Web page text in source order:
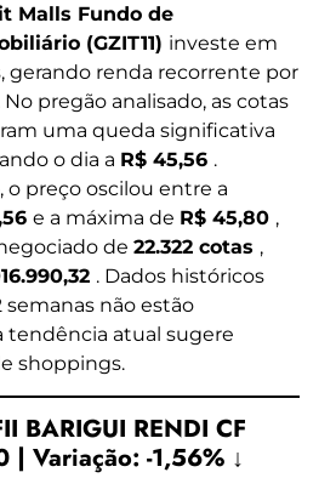
Malls Fundo de
(GZIT11) investe em
gerando renda recorrente por
pregão analisado, as cotas
uma queda significativa
o dia a R$ 45,56 .
o preço oscilou entre a
e a máxima de R$ 45,80 ,
de 22.322 cotas ,
. Dados históricos
semanas não estão
tendência atual sugere
shoppings.
BARIGUI RENDI CF
| Variação: -1,56% ↓